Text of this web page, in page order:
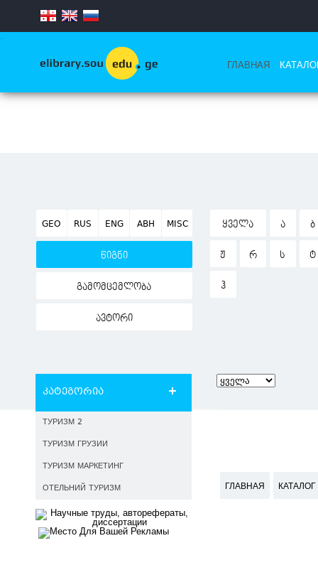
.
ГЛАВНАЯ
GEO RUS ENG ABH MISC
წიგნი
გამომცემლობა
ავტორი
ᲧᲕᲔᲚᲐ Ა Ბ
Ჟ Რ Ს Ტ
Ჰ
კატეგორია
ТУРИЗМ 2
ТУРИЗМ ГРУЗИИ
ТУРИЗМ МАРКЕТИНГ
ОТЕЛЬНИЙ ТУРИЗМ
ГЛАВНАЯ